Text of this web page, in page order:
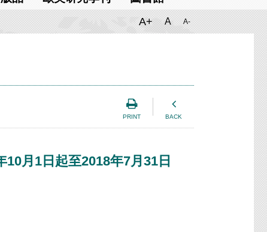
A+ A A-
PRINT BACK
月1日起至2018年7月31日